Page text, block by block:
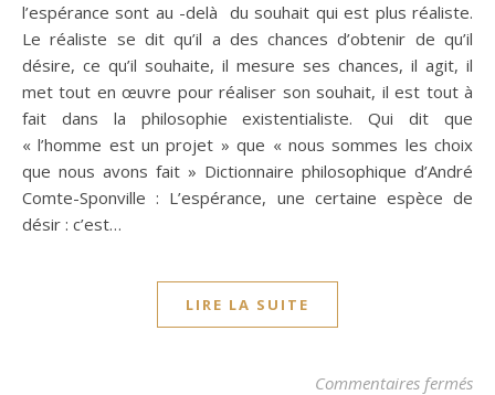
l’espérance sont au -delà du souhait qui est plus réaliste.
Le réaliste se dit qu’il a des chances d’obtenir de qu’il
désire, ce qu’il souhaite, il mesure ses chances, il agit, il
met tout en œuvre pour réaliser son souhait, il est tout à
fait dans la philosophie existentialiste. Qui dit que
« l’homme est un projet » que « nous sommes les choix
que nous avons fait » Dictionnaire philosophique d’André
Comte-Sponville : L’espérance, une certaine espèce de
désir : c’est…
LIRE LA SUITE
Commentaires fermés